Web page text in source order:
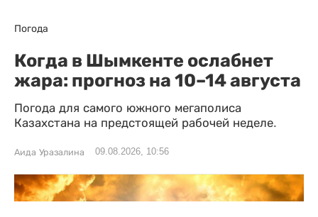
Погода
Когда в Шымкенте ослабнет
жара: прогноз на 10–14 августа
Погода для самого южного мегаполиса
Казахстана на предстоящей рабочей неделе.
Аида Уразалина 09.08.2026, 10:56